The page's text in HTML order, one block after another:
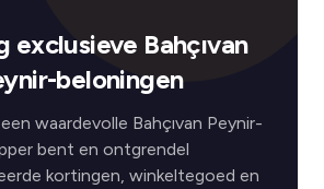
exclusieve Bahçıvan
beloningen
waardevolle Bahçıvan Peynir-
bent en ontgrendel
kortingen, winkeltegoed en